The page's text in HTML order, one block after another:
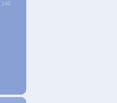
140